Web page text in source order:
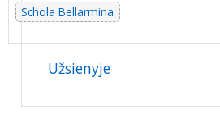
Schola Bellarmina
Užsienyje